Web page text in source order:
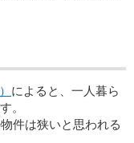
によると、一人暮ら
。
件は狭いと思われる